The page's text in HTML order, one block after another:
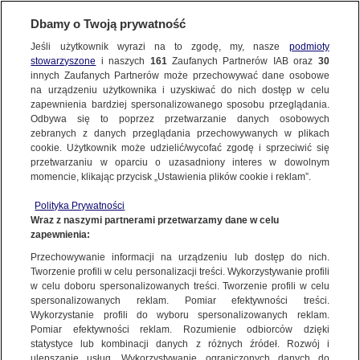
METEO
NAJNOWSZE
Wstrząsy w Iranie. Dzień po dniu
21.12.2017, 21:31
Udostępnij
W czwartek w prowincji Kerman w Iranie
zatrzęsła się ziemia. Nie ma doniesień o ofiarach
śmiertelnych. Dzień wcześniej wstrząsy
wystąpiły w okolicach Teheranu.
Trzęsienie ziemi o magnitudzie 5.2 wystąpiło w
południowo-wschodniej irańskiej prowincji Kerman
w czwartek o godz. 20.34 czasu lokalnego.
Dbamy o Twoją prywatność
Jeśli użytkownik wyrazi na to zgodę, my, nasze podmioty
stowarzyszone i naszych 161Zaufanych Partnerów IAB oraz 30
innych Zaufanych Partnerów może przechowywać dane osobowe
na urządzeniu użytkownika i uzyskiwać do nich dostęp w celu
zapewnienia bardziej spersonalizowanego sposobu przeglądania.
Odbywa się to poprzez przetwarzanie danych osobowych
zebranych z danych przeglądania przechowywanych w plikach
cookie. Użytkownik może udzielić/wycofać zgodę i sprzeciwić się
przetwarzaniu w oparciu o uzasadniony interes w dowolnym
momencie, klikając przycisk „Ustawienia plików cookie i reklam”.
Polityka Prywatności
Wraz z naszymi partnerami przetwarzamy dane w celu
zapewnienia:
Przechowywanie informacji na urządzeniu lub dostęp do nich.
Tworzenie profili w celu personalizacji treści. Wykorzystywanie profili
w celu doboru spersonalizowanych treści. Tworzenie profili w celu
spersonalizowanych reklam. Pomiar efektywności treści.
Wykorzystanie profili do wyboru spersonalizowanych reklam.
Pomiar efektywności reklam. Rozumienie odbiorców dzięki
statystyce lub kombinacji danych z różnych źródeł. Rozwój i